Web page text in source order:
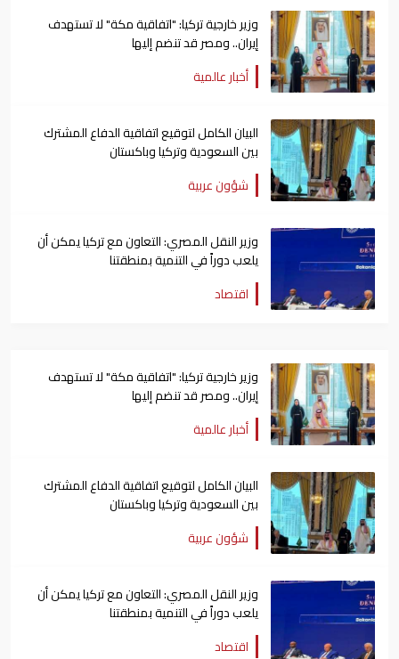
وزير خارجية تركيا: "اتفاقية مكة" لا تستهدف
إيران.. ومصر قد تنضم إليها
أخبار عالمية
البيان الكامل لتوقيع اتفاقية الدفاع المشترك
بين السعودية وتركيا وباكستان
شؤون عربية
وزير النقل المصري: التعاون مع تركيا يمكن أن
يلعب دوراً في التنمية بمنطقتنا
اقتصاد
وزير خارجية تركيا: "اتفاقية مكة" لا تستهدف
إيران.. ومصر قد تنضم إليها
أخبار عالمية
البيان الكامل لتوقيع اتفاقية الدفاع المشترك
بين السعودية وتركيا وباكستان
شؤون عربية
وزير النقل المصري: التعاون مع تركيا يمكن أن
يلعب دوراً في التنمية بمنطقتنا
اقتصاد